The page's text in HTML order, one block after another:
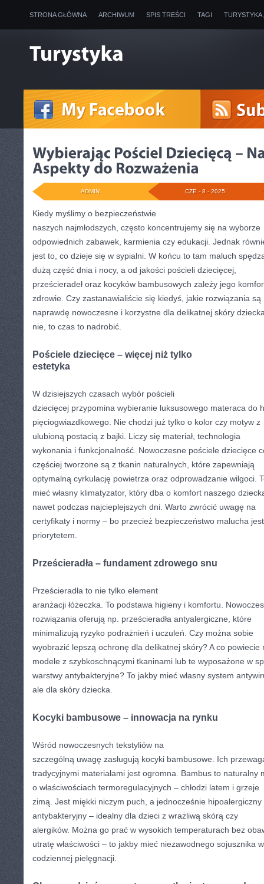
STRONA GŁÓWNA ARCHIWUM SPIS TREŚCI TAGI
CZE - 8 - 2025
ADMIN
Kiedy myślimy o bezpieczeństwie
naszych najmłodszych, często koncentrujemy się na wyborze
odpowiednich zabawek, karmienia czy edukacji. Jednak
jest to, co dzieje się w sypialni. W końcu to tam maluch
dużą część dnia i nocy, a od jakości pościeli dziecięcej,
prześcieradeł oraz kocyków bambusowych zależy jego
zdrowie. Czy zastanawialiście się kiedyś, jakie rozwiązania są
naprawdę nowoczesne i korzystne dla delikatnej skóry
nie, to czas to nadrobić.
Pościele dziecięce – więcej niż tylko
estetyka
W dzisiejszych czasach wybór pościeli
dziecięcej przypomina wybieranie luksusowego materaca do
pięciogwiazdkowego. Nie chodzi już tylko o kolor czy motyw z
ulubioną postacią z bajki. Liczy się materiał, technologia
wykonania i funkcjonalność. Nowoczesne pościele dziecięce
częściej tworzone są z tkanin naturalnych, które zapewniają
optymalną cyrkulację powietrza oraz odprowadzanie wilgoci.
mieć własny klimatyzator, który dba o komfort naszego
nawet podczas najcieplejszych dni. Warto zwrócić uwagę na
certyfikaty i normy – bo przecież bezpieczeństwo malucha jest
priorytetem.
Prześcieradła – fundament zdrowego snu
Prześcieradła to nie tylko element
aranżacji łóżeczka. To podstawa higieny i komfortu.
rozwiązania oferują np. prześcieradła antyalergiczne, które
minimalizują ryzyko podrażnień i uczuleń. Czy można sobie
wyobrazić lepszą ochronę dla delikatnej skóry? A co powiecie
modele z szybkoschnącymi tkaninami lub te wyposażone w
warstwy antybakteryjne? To jakby mieć własny system
ale dla skóry dziecka.
Kocyki bambusowe – innowacja na rynku
Wśród nowoczesnych tekstyliów na
szczególną uwagę zasługują kocyki bambusowe. Ich
tradycyjnymi materiałami jest ogromna. Bambus to naturalny
o właściwościach termoregulacyjnych – chłodzi latem i grzeje
zimą. Jest miękki niczym puch, a jednocześnie hipoalergiczny
antybakteryjny – idealny dla dzieci z wrażliwą skórą czy
alergików. Można go prać w wysokich temperaturach bez
utratę właściwości – to jakby mieć niezawodnego sojusznika w
codziennej pielęgnacji.